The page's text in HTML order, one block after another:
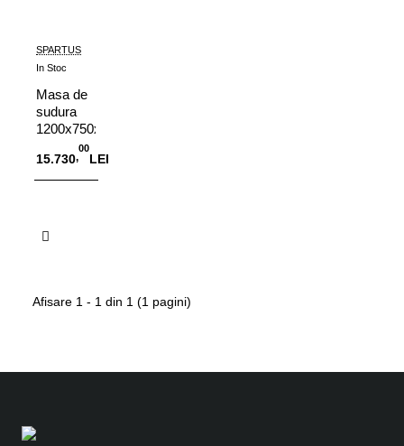
SPARTUS
In Stoc
Masa de
sudura
1200x750x820mm
sistem
D16, cu
set de
15.730,
00
LEI
Afisare 1 - 1 din 1 (1 pagini)